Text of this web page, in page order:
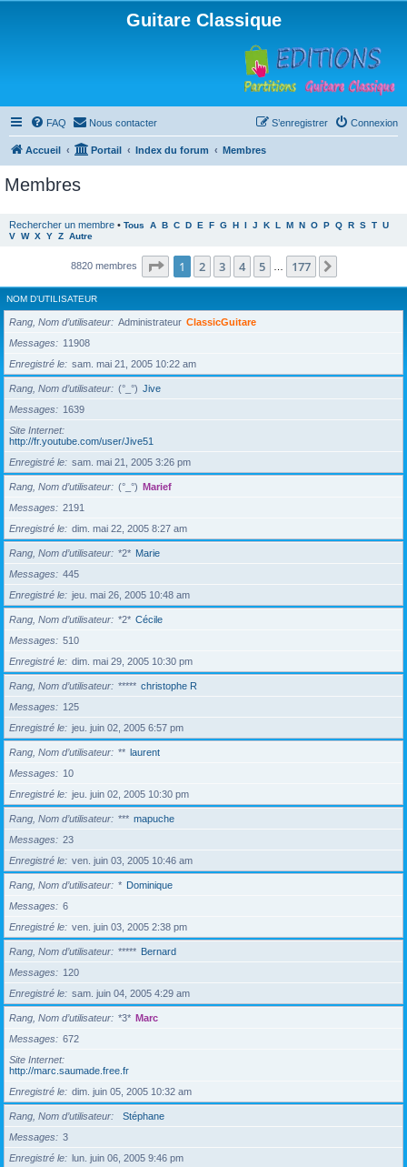
Guitare Classique
FAQ Nous contacter Connexion
S’enregistrer
Accueil Portail Index du forum Membres
Membres
Rechercher un membre • Tous A B C D E F G H I J K L M N O P Q R S T U
V W X Y Z Autre
8820 membres Page 1sur177
1 2 3 4 5 177
NOM D’UTILISATEUR
Rang, Nom d’utilisateur Administrateur ClassicGuitare
Messages
11908
Enregistré le
sam. mai 21, 2005 10:22 am
Rang, Nom d’utilisateur (°_°) Jive
Messages
1639
Site Internet
http://fr.youtube.com/user/Jive51
Enregistré le
sam. mai 21, 2005 3:26 pm
Rang, Nom d’utilisateur (°_°) Marief
Messages
2191
Enregistré le
dim. mai 22, 2005 8:27 am
Rang, Nom d’utilisateur *2* Marie
Messages
445
Enregistré le
jeu. mai 26, 2005 10:48 am
Rang, Nom d’utilisateur *2* Cécile
Messages
510
Enregistré le
dim. mai 29, 2005 10:30 pm
Rang, Nom d’utilisateur ***** christophe R
Messages
125
Enregistré le
jeu. juin 02, 2005 6:57 pm
Rang, Nom d’utilisateur ** laurent
Messages
10
Enregistré le
jeu. juin 02, 2005 10:30 pm
Rang, Nom d’utilisateur *** mapuche
Messages
23
Enregistré le
ven. juin 03, 2005 10:46 am
Rang, Nom d’utilisateur * Dominique
Messages
6
Enregistré le
ven. juin 03, 2005 2:38 pm
Rang, Nom d’utilisateur ***** Bernard
Messages
120
Enregistré le
sam. juin 04, 2005 4:29 am
Rang, Nom d’utilisateur *3* Marc
Messages
672
Site Internet
http://marc.saumade.free.fr
Enregistré le
dim. juin 05, 2005 10:32 am
Rang, Nom d’utilisateur
Stéphane
Messages
3
Enregistré le
lun. juin 06, 2005 9:46 pm